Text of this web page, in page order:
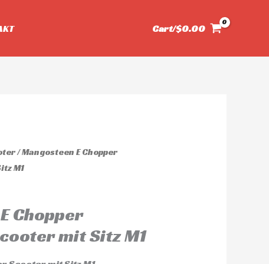
Cart/$0.00
/ Mangosteen E Chopper
M1
Chopper
mit Sitz M1